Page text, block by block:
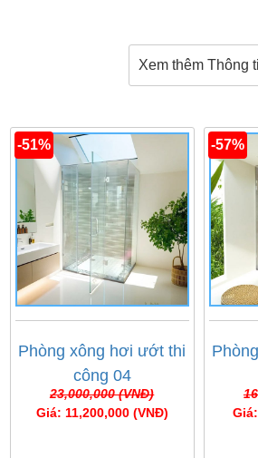
Xem thêm Thông
-51%
Phòng xông hơi ướt thi
công 04
23,000,000 (VNĐ)
Giá: 11,200,000 (VNĐ)
-57%